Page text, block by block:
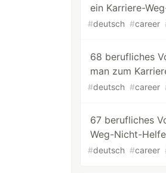
ein Karriere-
#deutsch #career
68 berufliches
man zum
#deutsch #career
67 berufliches
Weg-Nicht-
#deutsch #career